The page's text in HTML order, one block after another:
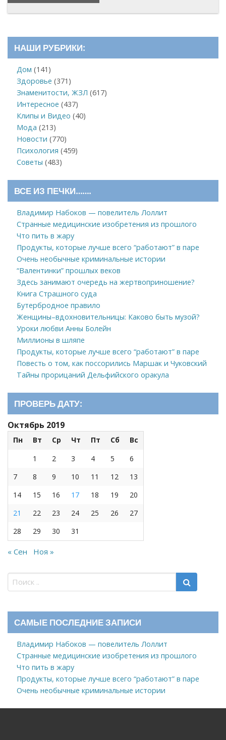
НАШИ РУБРИКИ:
Дом (141)
Здоровье (371)
Знаменитости, ЖЗЛ (617)
Интересное (437)
Клипы и Видео (40)
Мода (213)
Новости (770)
Психология (459)
Советы (483)
ВСЕ ИЗ ПЕЧКИ…….
Владимир Набоков — повелитель Лоллит
Странные медицинские изобретения из прошлого
Что пить в жару
Продукты, которые лучше всего “работают” в паре
Очень необычные криминальные истории
“Валентинки” прошлых веков
Здесь занимают очередь на жертвоприношение?
Книга Страшного суда
Бутербродное правило
Женщины–вдохновительницы: Каково быть музой?
Уроки любви Анны Болейн
Миллионы в шляпе
Продукты, которые лучше всего “работают” в паре
Повесть о том, как поссорились Маршак и Чуковский
Тайны прорицаний Дельфийского оракула
ПРОВЕРЬ ДАТУ:
Октябрь 2019
Пн Вт Ср Чт Пт Сб
Вс
1
2 3 4 5
6
7
8 9 10 11 12
13
14
15 16 17 18 19
20
21
22 23 24 25 26
27
28
29 30 31
« Сен Ноя »
САМЫЕ ПОСЛЕДНИЕ ЗАПИСИ
Владимир Набоков — повелитель Лоллит
Странные медицинские изобретения из прошлого
Что пить в жару
Продукты, которые лучше всего “работают” в паре
Очень необычные криминальные истории